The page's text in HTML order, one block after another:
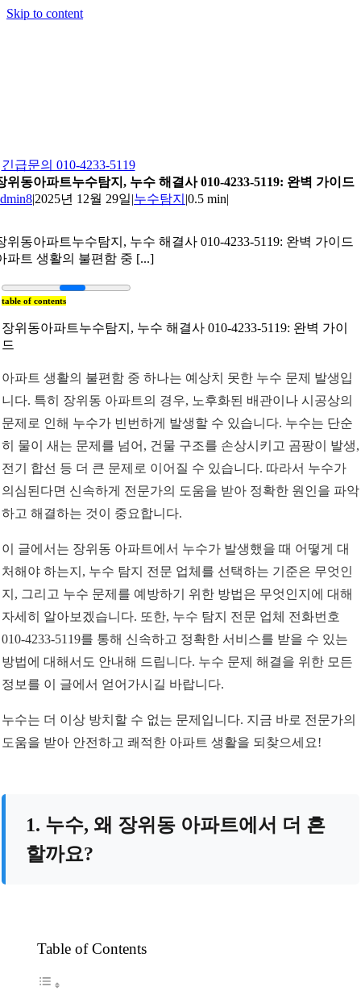
Skip to content
긴급문의 010-4233-5119
위동아파트누수탐지, 누수 해결사 010-4233-5119: 완벽 가이드
|2025년 12월 29일|누수탐지 |0.5 min|
위동아파트누수탐지, 누수 해결사 010-4233-5119: 완벽 가이드
파트 생활의 불편함 중 [...]
table of contents
장위동아파트누수탐지, 누수 해결사 010-4233-5119: 완벽 가이
드
아파트 생활의 불편함 중 하나는 예상치 못한 누수 문제 발생입
니다. 특히 장위동 아파트의 경우, 노후화된 배관이나 시공상의
문제로 인해 누수가 빈번하게 발생할 수 있습니다. 누수는 단순
히 물이 새는 문제를 넘어, 건물 구조를 손상시키고 곰팡이 발생,
전기 합선 등 더 큰 문제로 이어질 수 있습니다. 따라서 누수가
의심된다면 신속하게 전문가의 도움을 받아 정확한 원인을 파악
하고 해결하는 것이 중요합니다.
이 글에서는 장위동 아파트에서 누수가 발생했을 때 어떻게 대
처해야 하는지, 누수 탐지 전문 업체를 선택하는 기준은 무엇인
지, 그리고 누수 문제를 예방하기 위한 방법은 무엇인지에 대해
자세히 알아보겠습니다. 또한, 누수 탐지 전문 업체 전화번호
010-4233-5119를 통해 신속하고 정확한 서비스를 받을 수 있는
방법에 대해서도 안내해 드립니다. 누수 문제 해결을 위한 모든
정보를 이 글에서 얻어가시길 바랍니다.
누수는 더 이상 방치할 수 없는 문제입니다. 지금 바로 전문가의
도움을 받아 안전하고 쾌적한 아파트 생활을 되찾으세요!
1. 누수, 왜 장위동 아파트에서 더 흔
할까요?
Table of Contents